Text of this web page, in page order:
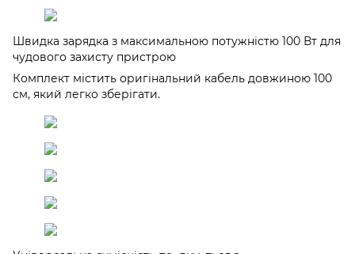
Швидка зарядка з максимальною потужністю 100 Вт для
чудового захисту пристрою
Комплект містить оригінальний кабель довжиною 100
см, який легко зберігати.